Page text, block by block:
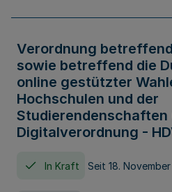
Verordnung
sowie betreffend die
online gestützter
Hochschulen und der
Studierendenschaften
Digitalverordnung -
In Kraft Seit 18.